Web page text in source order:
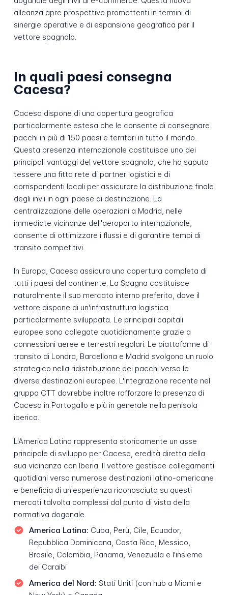
alleanza apre prospettive promettenti in termini di
sinergie operative e di espansione geografica per il
vettore spagnolo.
In quali paesi consegna
Cacesa?
Cacesa dispone di una copertura geografica
particolarmente estesa che le consente di consegnare
pacchi in più di 150 paesi e territori in tutto il mondo.
Questa presenza internazionale costituisce uno dei
principali vantaggi del vettore spagnolo, che ha saputo
tessere una fitta rete di partner logistici e di
corrispondenti locali per assicurare la distribuzione finale
degli invii in ogni paese di destinazione. La
centralizzazione delle operazioni a Madrid, nelle
immediate vicinanze dell'aeroporto internazionale,
consente di ottimizzare i flussi e di garantire tempi di
transito competitivi.
In Europa, Cacesa assicura una copertura completa di
tutti i paesi del continente. La Spagna costituisce
naturalmente il suo mercato interno preferito, dove il
vettore dispone di un'infrastruttura logistica
particolarmente sviluppata. Le principali capitali
europee sono collegate quotidianamente grazie a
connessioni aeree e terrestri regolari. Le piattaforme di
transito di Londra, Barcellona e Madrid svolgono un ruolo
strategico nella ridistribuzione dei pacchi verso le
diverse destinazioni europee. L'integrazione recente nel
gruppo CTT dovrebbe inoltre rafforzare la presenza di
Cacesa in Portogallo e più in generale nella penisola
iberica.
L'America Latina rappresenta storicamente un asse
principale di sviluppo per Cacesa, eredità diretta della
sua vicinanza con Iberia. Il vettore gestisce collegamenti
quotidiani verso numerose destinazioni latino-americane
e beneficia di un'esperienza riconosciuta su questi
mercati talvolta complessi dal punto di vista della
normativa doganale.
America Latina: Cuba, Perù, Cile, Ecuador,
Repubblica Dominicana, Costa Rica, Messico,
Brasile, Colombia, Panama, Venezuela e l'insieme
dei Caraibi
America del Nord: Stati Uniti (con hub a Miami e